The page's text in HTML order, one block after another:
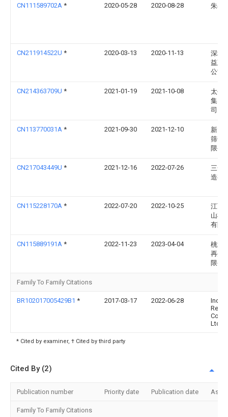
CN111589702A * 2020-05-28 2020-08-28 朱小
CN211914522U * 2020-03-13 2020-11-13
深圳
益建
公司
CN214363709U * 2021-01-19 2021-10-08
太平
集团
司
CN113770031A * 2021-09-30 2021-12-10
新乡
筛分
限公
CN217043449U * 2021-12-16 2022-07-26
三一
造有
CN115228170A * 2022-07-20 2022-10-25
江西
山机
有限
CN115889191A * 2022-11-23 2023-04-04
桃源
再生
限公
Family To Family Citations
BR102017005429B1 * 2017-03-17 2022-06-28
Ltda
* Cited by examiner, † Cited by third party
Cited By (2)
Publication number Priority date Publication date
Family To Family Citations